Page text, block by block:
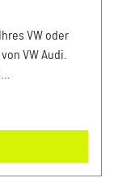
VW oder
VW Audi.
Luftfilter für
er eine lange
Sie Ihren